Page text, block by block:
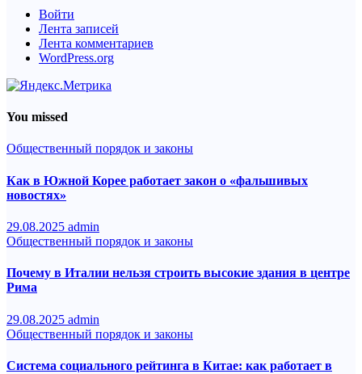
Войти
Лента записей
Лента комментариев
WordPress.org
You missed
Общественный порядок и законы
Как в Южной Корее работает закон о «фальшивых
новостях»
29.08.2025 admin
Общественный порядок и законы
Почему в Италии нельзя строить высокие здания в центре
Рима
29.08.2025 admin
Общественный порядок и законы
Система социального рейтинга в Китае: как работает в